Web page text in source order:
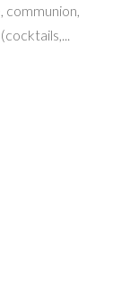
communion,